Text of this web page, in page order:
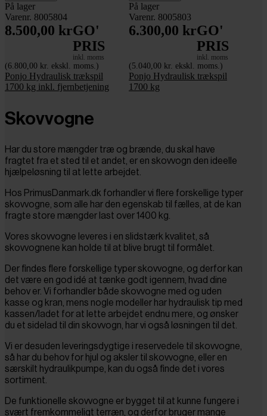
På lager
Varenr. 8005804
8.500,00 krGO'
PRIS
inkl. moms
(6.800,00 kr. ekskl. moms.)
Ponjo Hydraulisk trækspil
1700 kg inkl. fjernbetjening
På lager
Varenr. 8005803
6.300,00 krGO'
PRIS
inkl. moms
(5.040,00 kr. ekskl. moms.)
Ponjo Hydraulisk trækspil
1700 kg
Skovvogne
Har du store mængder træ og brænde, du skal have
fragtet fra et sted til et andet, er en skovvogn den ideelle
hjælpeløsning til at lette arbejdet.
Hos PrimusDanmark.dk forhandler vi flere forskellige typer
skovvogne, som alle har den egenskab til fælles, at de kan
fragte store mængder last over 1400 kg.
Vores skovvogne leveres i en slidstærk kvalitet, så
skovvognene kan holde til at blive brugt til formålet.
Der findes flere forskellige typer skovvogne, og derfor kan
det være en god idé at tænke godt igennem, hvad dine
behov er. Vi forhandler både skovvogne med og uden
kasse og kran, mens nogle modeller har hydraulisk tip med
kassen/ladet for at lette arbejdet endnu mere, og ønsker
du et sidelad til din skovvogn, har vi også løsningen til det.
Vi er desuden leveringsdygtige i reservedele til skovvogne,
så har du behov for hjul og aksler til skovvogne, eller en
særskilt hydraulikpumpe, kan du også finde det i vores
sortiment.
De funktionelle skovvogne er bygget til at kunne fungere i
svært fremkommeligt terræn, og derfor bruger mange